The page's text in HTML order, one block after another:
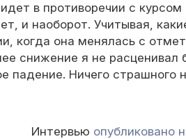
в противоречии с
и наоборот. Учитывая,
когда она менялась с
снижение я не расценивал
падение. Ничего страшного
Интервью опубликовано